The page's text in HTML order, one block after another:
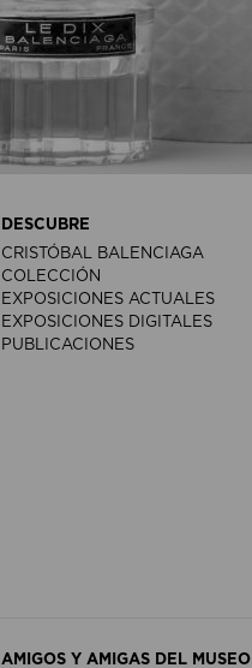
DESCUBRE
CRISTÓBAL BALENCIAGA
COLECCIÓN
EXPOSICIONES ACTUALES
EXPOSICIONES DIGITALES
PUBLICACIONES
AMIGOS Y AMIGAS DEL MUSEO